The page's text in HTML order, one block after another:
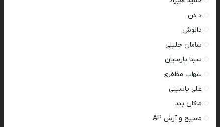
د دن
دانوش
سامان جلیلی
سینا پارسیان
شهاب مظفری
علی یاسینی
ماکان بند
مسیح و آرش AP